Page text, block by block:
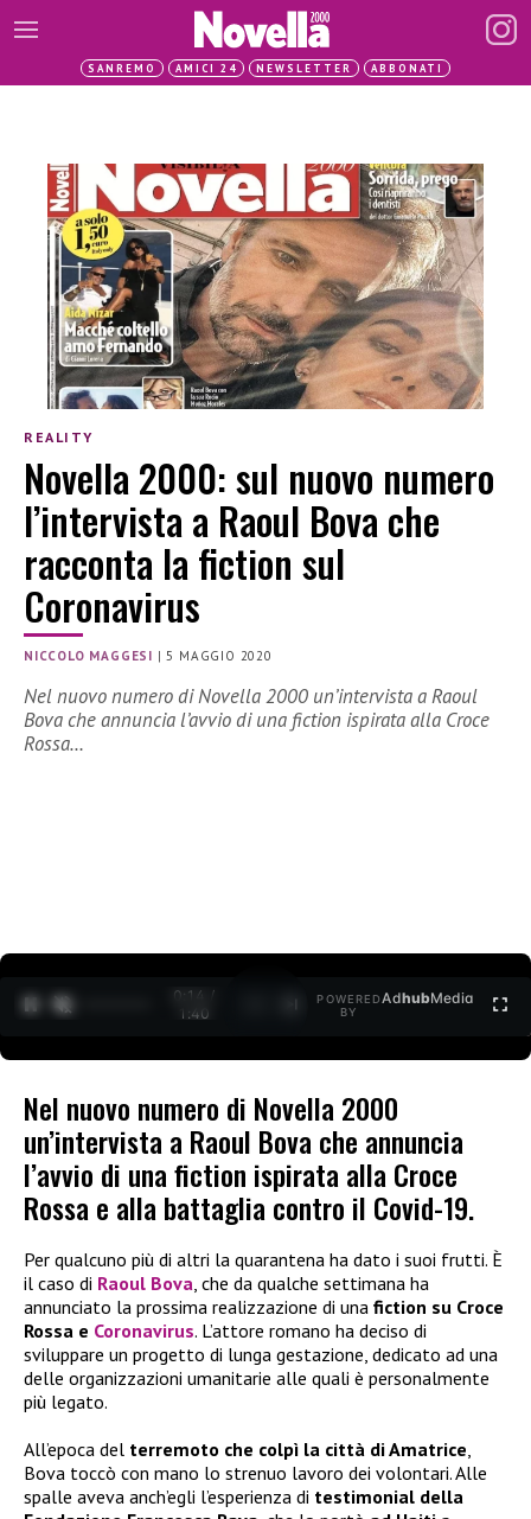
SANREMO AMICI 24 NEWSLETTER ABBONATI
REALITY
Novella 2000: sul nuovo numero
l’intervista a Raoul Bova che
racconta la fiction sul
Coronavirus
NICCOLO MAGGESI |5 MAGGIO 2020
Nel nuovo numero di Novella 2000 un’intervista a Raoul
Bova che annuncia l’avvio di una fiction ispirata alla Croce
Rossa…
0:15 /
1:40
POWERED
BY
AdhubMedia
Nel nuovo numero di Novella 2000
un’intervista a Raoul Bova che annuncia
l’avvio di una fiction ispirata alla Croce
Rossa e alla battaglia contro il Covid-19.
Per qualcuno più di altri la quarantena ha dato i suoi frutti. È
il caso di Raoul Bova, che da qualche settimana ha
annunciato la prossima realizzazione di una fiction su Croce
Rossa e Coronavirus. L’attore romano ha deciso di
sviluppare un progetto di lunga gestazione, dedicato ad una
delle organizzazioni umanitarie alle quali è personalmente
più legato.
All’epoca del terremoto che colpì la città di Amatrice,
Bova toccò con mano lo strenuo lavoro dei volontari. Alle
spalle aveva anch’egli l’esperienza di testimonial della